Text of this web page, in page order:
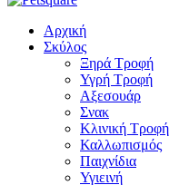
Αρχική
Σκύλος
Ξηρά Τροφή
Υγρή Τροφή
Αξεσουάρ
Σνακ
Κλινική Τροφή
Καλλωπισμός
Παιχνίδια
Υγιεινή